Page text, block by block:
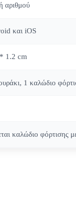
αριθμού
και iOS
1.2 cm
1 καλώδιο
καλώδιο φόρτισης